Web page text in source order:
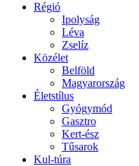
Régió
Ipolyság
Léva
Zselíz
Közélet
Belföld
Magyarország
Életstílus
Gyógymód
Gasztro
Kert-ész
Tűsarok
Kul-túra